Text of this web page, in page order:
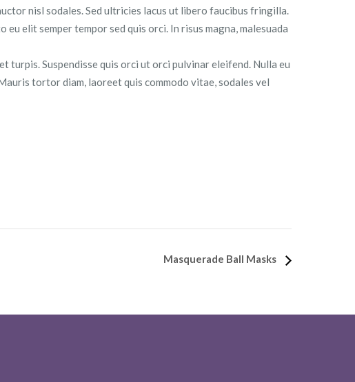
nisl sodales. Sed ultricies lacus ut libero faucibus fringilla.
elit semper tempor sed quis orci. In risus magna, malesuada
turpis. Suspendisse quis orci ut orci pulvinar eleifend. Nulla eu
tortor diam, laoreet quis commodo vitae, sodales vel
Masquerade Ball Masks